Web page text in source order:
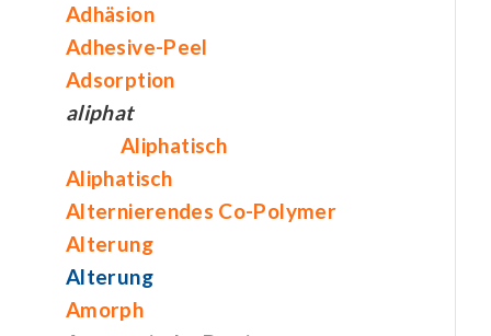
Adhäsion
Adhesive-Peel
Adsorption
aliphat
Aliphatisch
Aliphatisch
Alternierendes Co-Polymer
Alterung
Alterung
Amorph